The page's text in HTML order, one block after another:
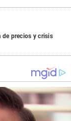
de precios y crisis